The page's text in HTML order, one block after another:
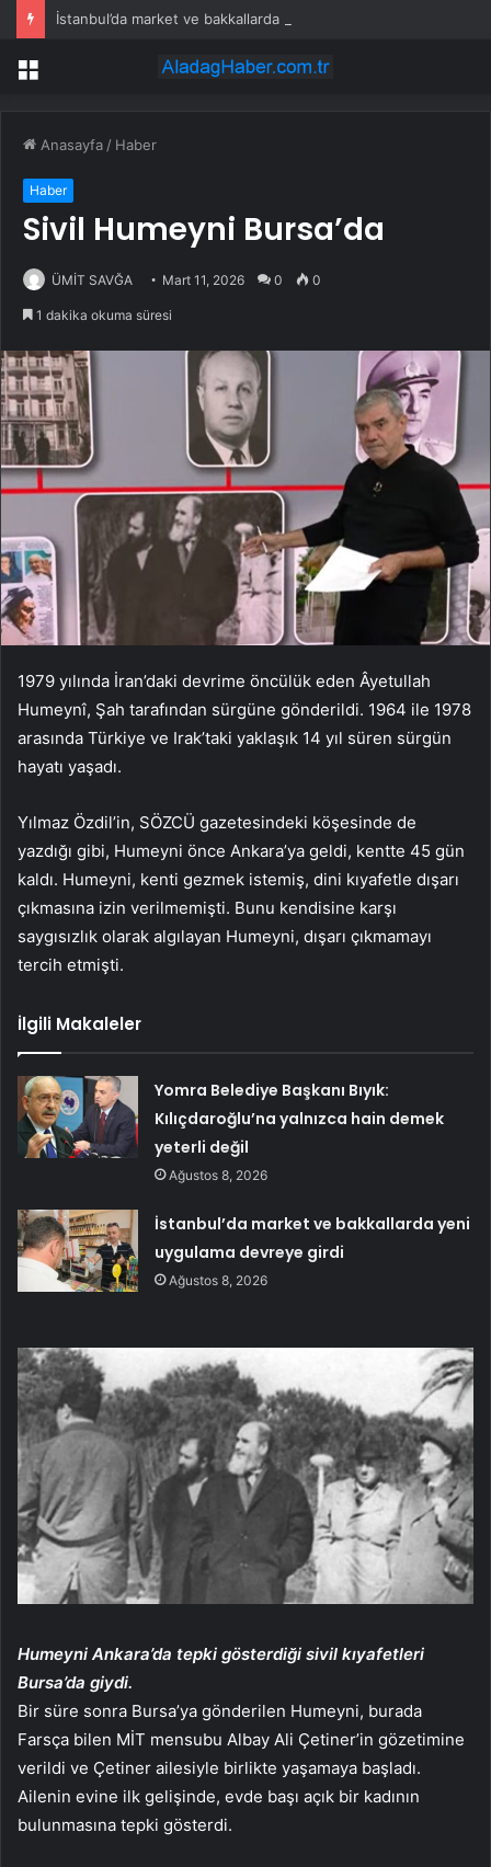
Menü
Anasayfa / Haber
Haber
Sivil Humeyni Bursa’da
ÜMİT SAVĞA Mart 11, 2026 0 0
1 dakika okuma süresi
1979 yılında İran’daki devrime öncülük eden Âyetullah
Humeynî, Şah tarafından sürgüne gönderildi. 1964 ile 1978
arasında Türkiye ve Irak’taki yaklaşık 14 yıl süren sürgün
hayatı yaşadı.
Yılmaz Özdil’in, SÖZCÜ gazetesindeki köşesinde de
yazdığı gibi, Humeyni önce Ankara’ya geldi, kentte 45 gün
kaldı. Humeyni, kenti gezmek istemiş, dini kıyafetle dışarı
çıkmasına izin verilmemişti. Bunu kendisine karşı
saygısızlık olarak algılayan Humeyni, dışarı çıkmamayı
tercih etmişti.
İlgili Makaleler
Yomra Belediye Başkanı Bıyık:
Kılıçdaroğlu’na yalnızca hain demek
yeterli değil
Ağustos 8, 2026
İstanbul’da market ve bakkallarda yeni
uygulama devreye girdi
Ağustos 8, 2026
Humeyni Ankara’da tepki gösterdiği sivil kıyafetleri
Bursa’da giydi.
Bir süre sonra Bursa’ya gönderilen Humeyni, burada
Farsça bilen MİT mensubu Albay Ali Çetiner’in gözetimine
verildi ve Çetiner ailesiyle birlikte yaşamaya başladı.
Ailenin evine ilk gelişinde, evde başı açık bir kadının
bulunmasına tepki gösterdi.